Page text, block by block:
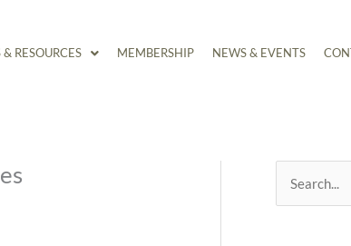
& RESOURCES MEMBERSHIP NEWS & EVENTS